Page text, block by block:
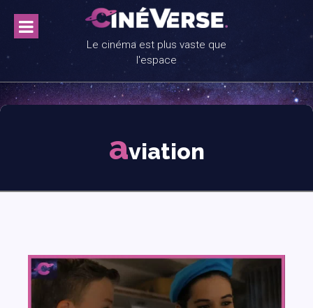
content
Le cinéma est plus vaste que
l'espace
aviation